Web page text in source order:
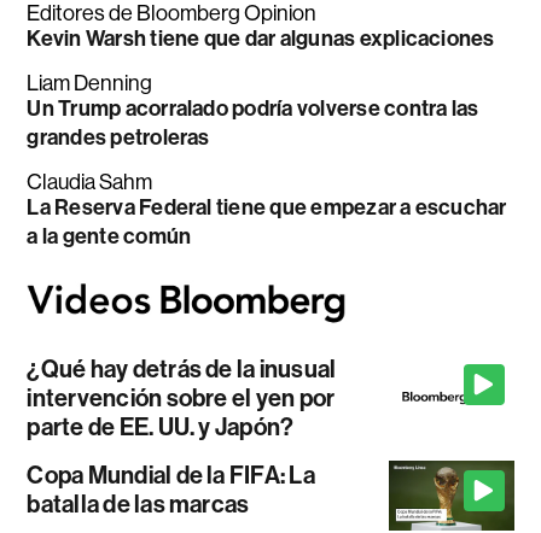
Editores de Bloomberg Opinion
Kevin Warsh tiene que dar algunas explicaciones
Liam Denning
Un Trump acorralado podría volverse contra las
grandes petroleras
Claudia Sahm
La Reserva Federal tiene que empezar a escuchar
a la gente común
¿Qué hay detrás de la inusual
intervención sobre el yen por
parte de EE. UU. y Japón?
Copa Mundial de la FIFA: La
batalla de las marcas